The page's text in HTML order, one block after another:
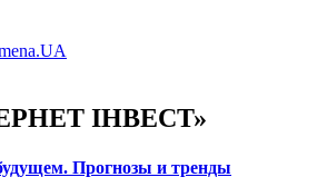
ІНВЕСТ»
Прогнозы и тренды